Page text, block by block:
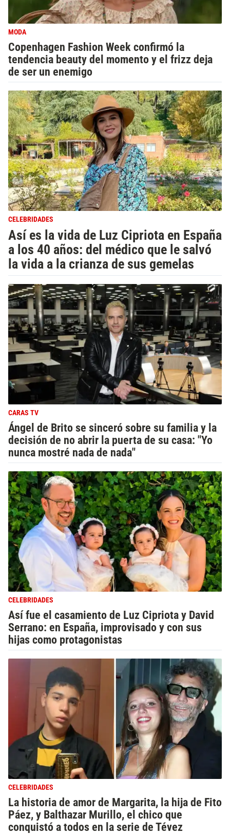
MODA
Copenhagen Fashion Week confirmó la
tendencia beauty del momento y el frizz deja
de ser un enemigo
CELEBRIDADES
Así es la vida de Luz Cipriota en España
a los 40 años: del médico que le salvó
la vida a la crianza de sus gemelas
CARAS TV
Ángel de Brito se sinceró sobre su familia y la
decisión de no abrir la puerta de su casa: "Yo
nunca mostré nada de nada"
CELEBRIDADES
Así fue el casamiento de Luz Cipriota y David
Serrano: en España, improvisado y con sus
hijas como protagonistas
CELEBRIDADES
La historia de amor de Margarita, la hija de Fito
Páez, y Balthazar Murillo, el chico que
conquistó a todos en la serie de Tévez